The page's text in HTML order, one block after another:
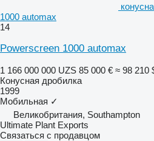
1000 automax
14
Powerscreen 1000 automax
1 166 000 000 UZS 85 000 € ≈ 98 210
Конусная дробилка
1999
Мобильная ✓
Великобритания, Southampton
Ultimate Plant Exports
Связаться с продавцом